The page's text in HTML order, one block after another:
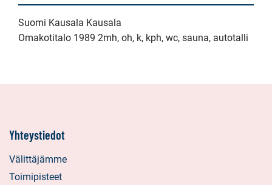
Suomi Kausala Kausala
Omakotitalo 1989 2mh, oh, k, kph, wc, sauna, autotalli
Yhteystiedot
Välittäjämme
Toimipisteet